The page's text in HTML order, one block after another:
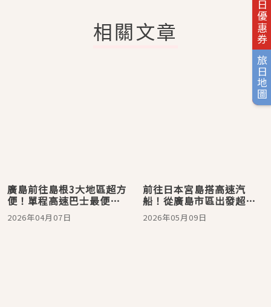
旅日優惠券
旅日地圖
相關文章
廣島前往島根3大地區超方
便！單程高速巴士最便宜
居然只要1000日圓
2026年04月07日
前往日本宮島搭高速汽
船！從廣島市區出發超方
便
2026年05月09日